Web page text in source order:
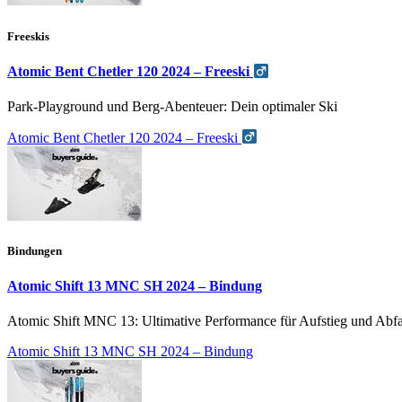
Freeskis
Atomic Bent Chetler 120 2024 – Freeski
Park-Playground und Berg-Abenteuer: Dein optimaler Ski
Atomic Bent Chetler 120 2024 – Freeski
Bindungen
Atomic Shift 13 MNC SH 2024 – Bindung
Atomic Shift MNC 13: Ultimative Performance für Aufstieg und
Atomic Shift 13 MNC SH 2024 – Bindung